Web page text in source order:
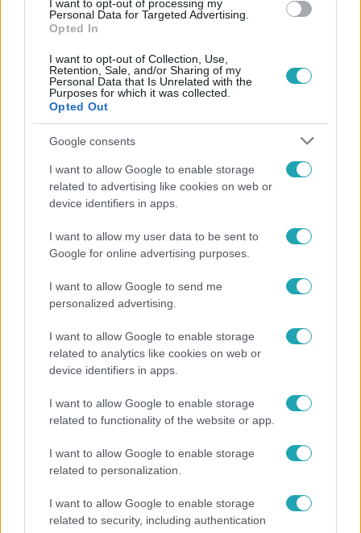
I want to opt-out of processing my
Personal Data for Targeted Advertising.
Opted In
I want to opt-out of Collection, Use,
Retention, Sale, and/or Sharing of my
Personal Data that Is Unrelated with the
Purposes for which it was collected.
Opted Out
Google consents
I want to allow Google to enable storage
related to advertising like cookies on web or
device identifiers in apps.
I want to allow my user data to be sent to
Google for online advertising purposes.
I want to allow Google to send me
personalized advertising.
I want to allow Google to enable storage
related to analytics like cookies on web or
device identifiers in apps.
I want to allow Google to enable storage
related to functionality of the website or app.
I want to allow Google to enable storage
related to personalization.
I want to allow Google to enable storage
related to security, including authentication
Már nagymama, de a fiai is kész férfiak: friss fotón
Veréb Tamás és felesége nagy bejelentést tettek